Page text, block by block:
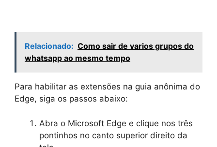
Relacionado: Como sair de varios grupos do
whatsapp ao mesmo tempo
Para habilitar as extensões na guia anônima do
Edge, siga os passos abaixo:
Abra o Microsoft Edge e clique nos três
pontinhos no canto superior direito da